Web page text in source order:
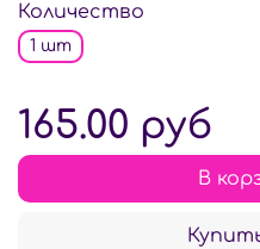
Количество
1 шт
165.00 руб
В